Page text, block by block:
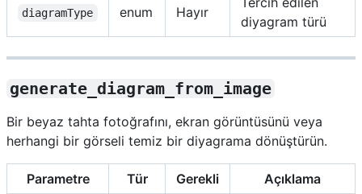
diagramType enum Hayır
diyagram türü
generate_diagram_from_image
Bir beyaz tahta fotoğrafını, ekran görüntüsünü veya
herhangi bir görseli temiz bir diyagrama dönüştürün.
Parametre Tür Gerekli Açıklama